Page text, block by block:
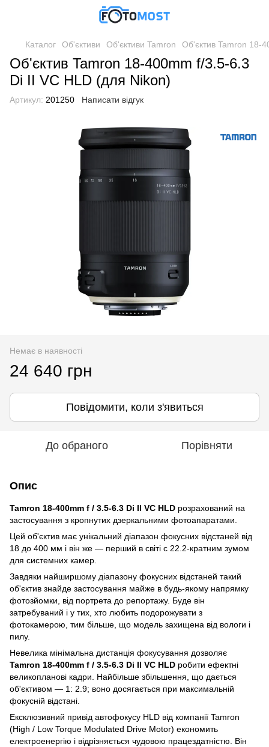
Каталог Об'єктиви Об'єктиви Tamron Об'єктив Tamron 18-
Об'єктив Tamron 18-400mm f/3.5-6.3
Di II VC HLD (для Nikon)
Артикул: 201250 Написати відгук
Немає в наявності
24 640 грн
Повідомити, коли з'явиться
До обраного Порівняти
Опис
Tamron 18-400mm f / 3.5-6.3 Di II VC HLD розрахований на
застосування з кропнутих дзеркальними фотоапаратами.
Цей об'єктив має унікальний діапазон фокусних відстаней від
18 до 400 мм і він же — перший в світі c 22.2-кратним зумом
для системних камер.
Завдяки найширшому діапазону фокусних відстаней такий
об'єктив знайде застосування майже в будь-якому напрямку
фотозйомки, від портрета до репортажу. Буде він
затребуваний і у тих, хто любить подорожувати з
фотокамерою, тим більше, що модель захищена від вологи і
пилу.
Невелика мінімальна дистанція фокусування дозволяє
Tamron 18-400mm f / 3.5-6.3 Di II VC HLD робити ефектні
великопланові кадри. Найбільше збільшення, що дається
об'єктивом — 1: 2.9; воно досягається при максимальній
фокусній відстані.
Ексклюзивний привід автофокусу HLD від компанії Tamron
(High / Low Torque Modulated Drive Motor) економить
електроенергію і відрізняється чудовою працездатністю. Він